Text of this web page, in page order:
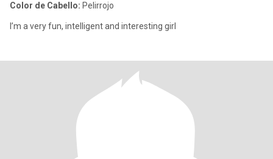
Color de Cabello: Pelirrojo
I’m a very fun, intelligent and interesting girl